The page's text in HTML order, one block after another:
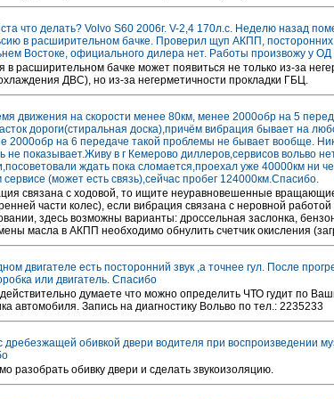
что делать? Volvo S60 2006г. V-2,4 170л.с. Неделю назад
в расширительном бачке. Проверил щуп АКПП,
Востоке, официального дилера нет. Работы произвожу у ОД
в расширительном бачке может появиться не только из-за
ДВС), но из-за негерметичности прокладки ГБЦ.
движения на скорости менее 80км, менее 2000обр на 5
дороги(стиральная доска),причём вибрация бывает на
на 6 передаче такой проблемы не бывает вообще.
не показывает.Живу в г Кемерово диллеров,сервисов вольво
ждать пока сломается,проехал уже 40000км ни
(может есть связь),сейчас пробег 124000км.Спасибо.
связана с ходовой, то ищите неуравновешенные
части колес), если вибрация связана с неровной
здесь возможны варианты: дроссельная заслонка,
масла в АКПП необходимо обнулить счетчик окисления
есть посторонний звук ,а точнее гул. После
или двигатель. Спасибо
думаете что можно определить ЧТО гудит по
автомобиля. Запись на диагностику Вольво по тел.: 2235233
дребезжащей обивкой двери водителя при воспроизведении
разобрать обивку двери и сделать звукоизоляцию.